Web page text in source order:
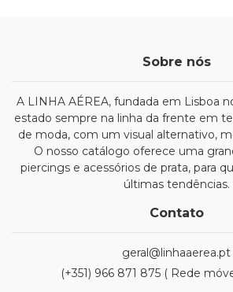
Sobre nós
A LINHA AÉREA, fundada em Lisboa
estado sempre na linha da frente em
de moda, com um visual alternativo,
O nosso catálogo oferece uma
piercings e acessórios de prata, para
últimas tendências.
Contato
geral@linhaaerea.pt
(+351) 966 871 875 ( Rede